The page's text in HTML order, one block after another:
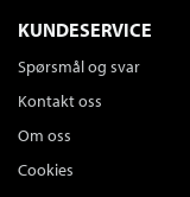
KUNDESERVICE
Spørsmål og svar
Kontakt oss
Om oss
Cookies